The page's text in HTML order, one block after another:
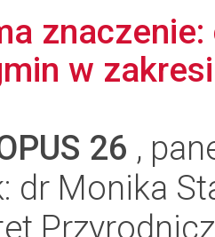
w
26 ,
dr Monika